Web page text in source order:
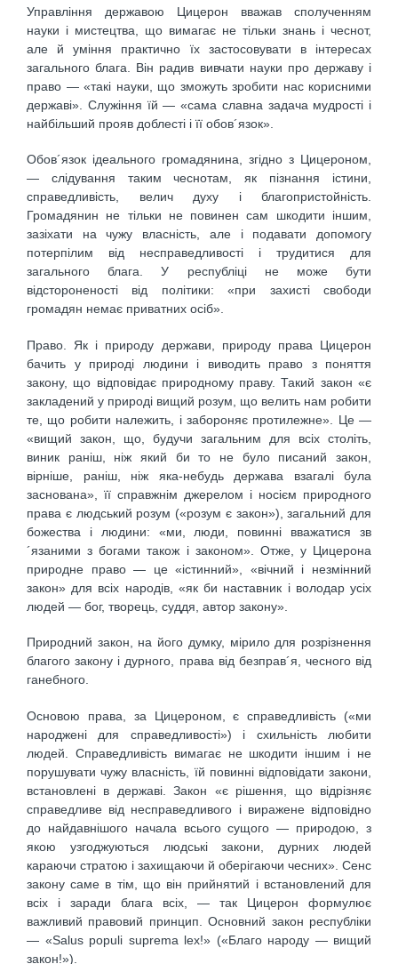
Управління державою Цицерон вважав сполученням
науки і мистецтва, що вимагає не тільки знань і чеснот,
але й уміння практично їх застосовувати в інтересах
загального блага. Він радив вивчати науки про державу і
право — «такі науки, що зможуть зробити нас корисними
державі». Служіння їй — «сама славна задача мудрості і
найбільший прояв доблесті і її обов´язок».
Обов´язок ідеального громадянина, згідно з Цицероном,
— слідування таким чеснотам, як пізнання істини,
справедливість, велич духу і благопристойність.
Громадянин не тільки не повинен сам шкодити іншим,
зазіхати на чужу власність, але і подавати допомогу
потерпілим від несправедливості і трудитися для
загального блага. У республіці не може бути
відстороненості від політики: «при захисті свободи
громадян немає приватних осіб».
Право. Як і природу держави, природу права Цицерон
бачить у природі людини і виводить право з поняття
закону, що відповідає природному праву. Такий закон «є
закладений у природі вищий розум, що велить нам робити
те, що робити належить, і забороняє протилежне». Це —
«вищий закон, що, будучи загальним для всіх століть,
виник раніш, ніж який би то не було писаний закон,
вірніше, раніш, ніж яка-небудь держава взагалі була
заснована», її справжнім джерелом і носієм природного
права є людський розум («розум є закон»), загальний для
божества і людини: «ми, люди, повинні вважатися зв
´язаними з богами також і законом». Отже, у Цицерона
природне право — це «істинний», «вічний і незмінний
закон» для всіх народів, «як би наставник і володар усіх
людей — бог, творець, суддя, автор закону».
Природний закон, на його думку, мірило для розрізнення
благого закону і дурного, права від безправ´я, чесного від
ганебного.
Основою права, за Цицероном, є справедливість («ми
народжені для справедливості») і схильність любити
людей. Справедливість вимагає не шкодити іншим і не
порушувати чужу власність, їй повинні відповідати закони,
встановлені в державі. Закон «є рішення, що відрізняє
справедливе від несправедливого і виражене відповідно
до найдавнішого начала всього сущого — природою, з
якою узгоджуються людські закони, дурних людей
караючи стратою і захищаючи й оберігаючи чесних». Сенс
закону саме в тім, що він прийнятий і встановлений для
всіх і заради блага всіх, — так Цицерон формулює
важливий правовий принцип. Основний закон республіки
— «Salus populi suprema lex!» («Благо народу — вищий
закон!»).